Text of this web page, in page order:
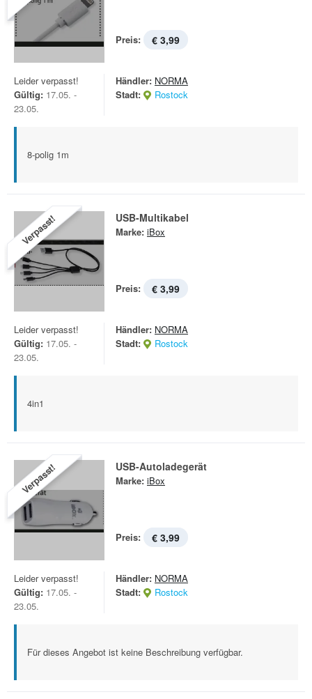
Preis: € 3,99
Leider verpasst!
Gültig: 17.05. -
23.05.
Händler: NORMA
Stadt:
Rostock
8-polig 1m
Verpasst! USB-Multikabel
Marke: iBox
Preis: € 3,99
Leider verpasst!
Gültig: 17.05. -
23.05.
Händler: NORMA
Stadt:
Rostock
4in1
Verpasst! USB-Autoladegerät
Marke: iBox
Preis: € 3,99
Leider verpasst!
Gültig: 17.05. -
23.05.
Händler: NORMA
Stadt:
Rostock
Für dieses Angebot ist keine Beschreibung verfügbar.